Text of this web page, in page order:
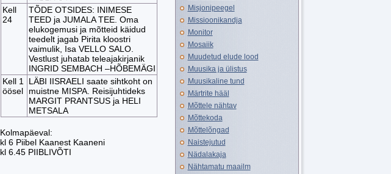
Kell
24
TÕDE OTSIDES: INIMESE
TEED ja JUMALA TEE. Oma
elukogemusi ja mõtteid käidud
teedelt jagab Pirita kloostri
vaimulik, Isa VELLO SALO.
Vestlust juhatab teleajakirjanik
INGRID SEMBACH –HÕBEMÄGI
Kell 1
öösel
LÄBI IISRAELI saate sihtkoht on
muistne MISPA. Reisijuhtideks
MARGIT PRANTSUS ja HELI
METSALA
Kolmapäeval:
kl 6 Piibel Kaanest Kaaneni
kl 6.45 PIIBLIVÕTI
Misjonipeegel
Missioonikandja
Monitor
Mosaiik
Muudetud elude lood
Muusika ja ülistus
Muusikaline tund
Märtrite hääl
Mõttele nähtav
Mõttekoda
Mõttelõngad
Naistejutud
Nädalakaja
Nähtamatu maailm